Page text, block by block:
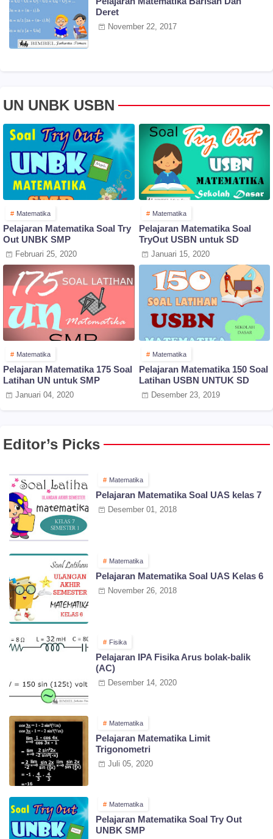
Deret
November 22, 2017
UN UNBK USBN
Matematika
Pelajaran Matematika Soal Try
Out UNBK SMP
Februari 25, 2020
Matematika
Pelajaran Matematika Soal
TryOut USBN untuk SD
Januari 15, 2020
Matematika
Pelajaran Matematika 175 Soal
Latihan UN untuk SMP
Januari 04, 2020
Matematika
Pelajaran Matematika 150 Soal
Latihan USBN UNTUK SD
Desember 23, 2019
Editor’s Picks
Matematika
Pelajaran Matematika Soal UAS kelas 7
Desember 01, 2018
Matematika
Pelajaran Matematika Soal UAS Kelas 6
November 26, 2018
Fisika
Pelajaran IPA Fisika Arus bolak-balik
(AC)
Desember 14, 2020
Matematika
Pelajaran Matematika Limit
Trigonometri
Juli 05, 2020
Matematika
Pelajaran Matematika Soal Try Out
UNBK SMP